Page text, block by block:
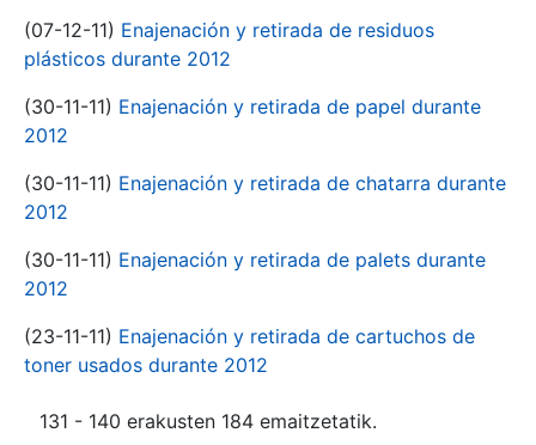
(07-12-11) Enajenación y retirada de residuos
plásticos durante 2012
(30-11-11) Enajenación y retirada de papel durante
2012
(30-11-11) Enajenación y retirada de chatarra durante
2012
(30-11-11) Enajenación y retirada de palets durante
2012
(23-11-11) Enajenación y retirada de cartuchos de
toner usados durante 2012
131 - 140 erakusten 184 emaitzetatik.